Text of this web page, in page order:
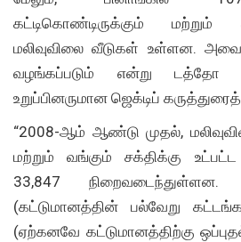
கட்டிகொண்டிருக்கும் மற்றும்
மலிவுவிலை வீடுகள் உள்ளன. அவை
வழங்கப்படும் என்று டத்தோ
உறுப்பினருமான ஜெக்டிப்
“2008-ஆம் ஆண்டு முதல்,
மற்றும் வங்கும் சக்திக்கு
33,847 நிறைவடைந்துள்ளன.
(கட்டுமானத்தின் பல்வேறு
(ஏற்கனவே கட்டுமானத்திற்கு